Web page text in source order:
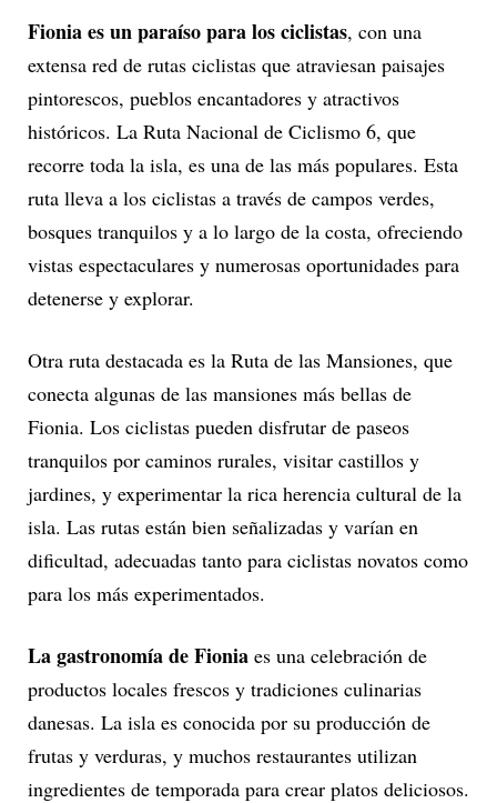
Fionia es un paraíso para los ciclistas, con una
extensa red de rutas ciclistas que atraviesan paisajes
pintorescos, pueblos encantadores y atractivos
históricos. La Ruta Nacional de Ciclismo 6, que
recorre toda la isla, es una de las más populares. Esta
ruta lleva a los ciclistas a través de campos verdes,
bosques tranquilos y a lo largo de la costa, ofreciendo
vistas espectaculares y numerosas oportunidades para
detenerse y explorar.
Otra ruta destacada es la Ruta de las Mansiones, que
conecta algunas de las mansiones más bellas de
Fionia. Los ciclistas pueden disfrutar de paseos
tranquilos por caminos rurales, visitar castillos y
jardines, y experimentar la rica herencia cultural de la
isla. Las rutas están bien señalizadas y varían en
dificultad, adecuadas tanto para ciclistas novatos como
para los más experimentados.
La gastronomía de Fionia es una celebración de
productos locales frescos y tradiciones culinarias
danesas. La isla es conocida por su producción de
frutas y verduras, y muchos restaurantes utilizan
ingredientes de temporada para crear platos deliciosos.